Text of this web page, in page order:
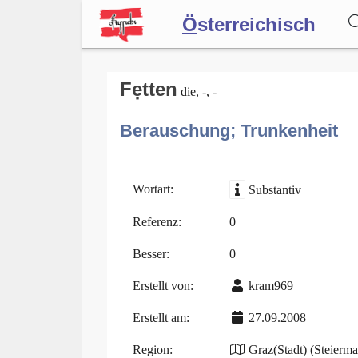
Österreichisch
Forum
Blog
Fẹtten die, -, -
Berauschung; Trunkenheit
Wortart: Substantiv
Referenz: 0
Besser: 0
Erstellt von: kram969
Erstellt am: 27.09.2008
Region: Graz(Stadt)